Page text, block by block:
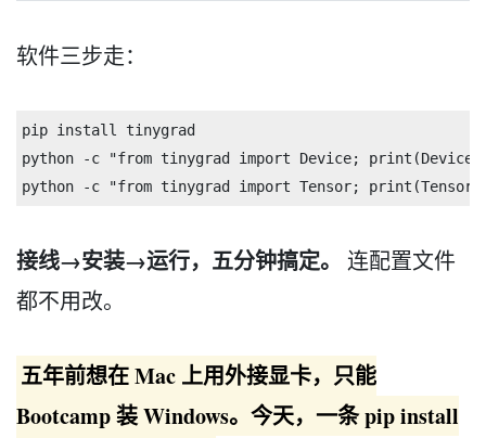
软件三步走：
pip install tinygrad
python
-c
"from tinygrad import Device;
python
-c "from tinygrad import Tensor;
接线→安装→运行，五分钟搞定。
连配置文件
都不用改。
五年前想在 Mac 上用外接显卡，只能
Bootcamp 装 Windows。今天，一条 pip install